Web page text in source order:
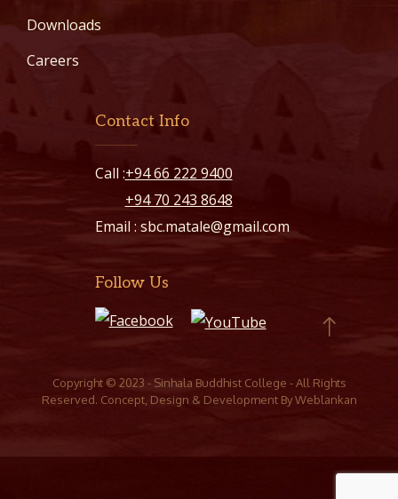
Downloads
Careers
Contact Info
Call :+94 66 222 9400
+94 70 243 8648
Email : sbc.matale@gmail.com
Follow Us
Copyright © 2023 - Sinhala Buddhist College - All Rights
Reserved. Concept, Design & Development ByWeblankan